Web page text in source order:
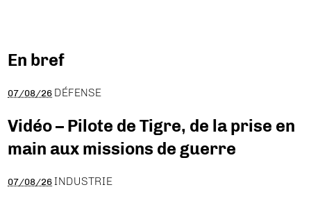
En bref
07/08/26 DÉFENSE
Vidéo – Pilote de Tigre, de la prise en
main aux missions de guerre
07/08/26 INDUSTRIE